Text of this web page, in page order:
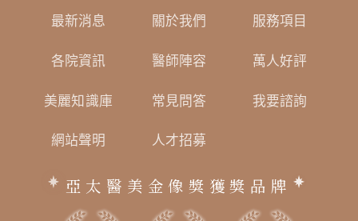
最新消息 關於我們 服務項目
各院資訊 醫師陣容 萬人好評
美麗知識庫 常見問答 我要諮詢
網站聲明 人才招募
亞太醫美金像獎獲獎品牌